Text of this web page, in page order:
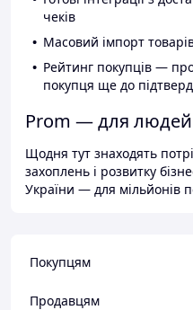
чеків
Масовий імпорт
Рейтинг покупців —
покупця ще до
Prom — для людей
Щодня тут знаходять
захоплень і розвитку
України — для мільйонів
Покупцям
Продавцям